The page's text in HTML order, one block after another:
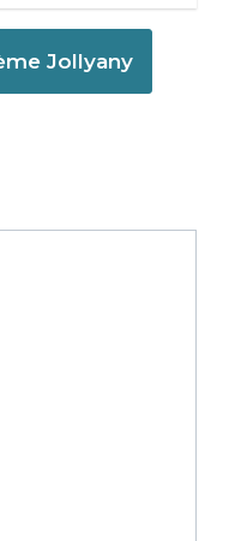
Jollyany